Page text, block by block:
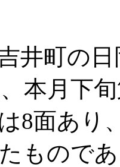
井町の
本月下
8面あり
もので